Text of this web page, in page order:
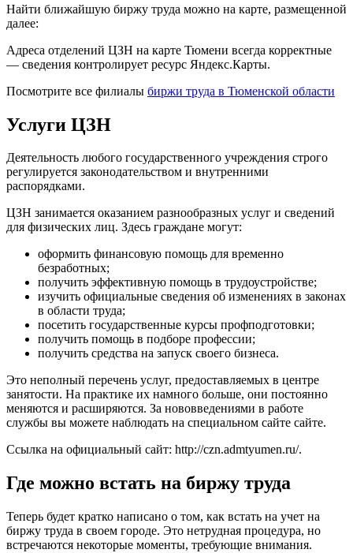
Найти ближайшую биржу труда можно на карте, размещенной
далее:
Адреса отделений ЦЗН на карте Тюмени всегда корректные
— сведения контролирует ресурс Яндекс.Карты.
Посмотрите все филиалы биржи труда в Тюменской области
Услуги ЦЗН
Деятельность любого государственного учреждения строго
регулируется законодательством и внутренними
распорядками.
ЦЗН занимается оказанием разнообразных услуг и сведений
для физических лиц. Здесь граждане могут:
оформить финансовую помощь для временно
безработных;
получить эффективную помощь в трудоустройстве;
изучить официальные сведения об изменениях в законах
в области труда;
посетить государственные курсы профподготовки;
получить помощь в подборе профессии;
получить средства на запуск своего бизнеса.
Это неполный перечень услуг, предоставляемых в центре
занятости. На практике их намного больше, они постоянно
меняются и расширяются. За нововведениями в работе
службы вы можете наблюдать на специальном сайте сайте.
Ссылка на официальный сайт: http://czn.admtyumen.ru/.
Где можно встать на биржу труда
Теперь будет кратко написано о том, как встать на учет на
биржу труда в своем городе. Это нетрудная процедура, но
встречаются некоторые моменты, требующие внимания.